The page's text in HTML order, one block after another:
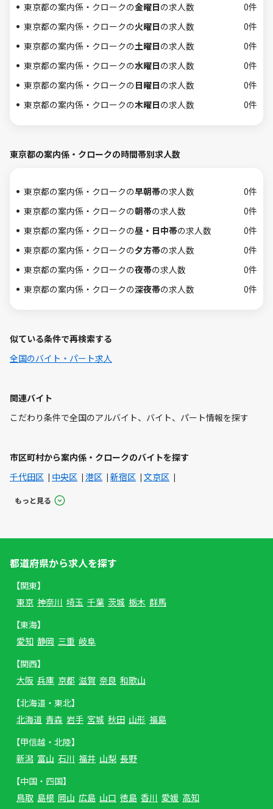
東京都の案内係・クロークの金曜日の求人数
0件
東京都の案内係・クロークの火曜日の求人数
0件
東京都の案内係・クロークの土曜日の求人数
0件
東京都の案内係・クロークの水曜日の求人数
0件
東京都の案内係・クロークの日曜日の求人数
0件
東京都の案内係・クロークの木曜日の求人数 0件
東京都の案内係・クロークの時間帯別求人数
東京都の案内係・クロークの早朝帯の求人数
0件
東京都の案内係・クロークの朝帯の求人数
0件
東京都の案内係・クロークの昼・日中帯の求人数
0件
東京都の案内係・クロークの夕方帯の求人数
0件
東京都の案内係・クロークの夜帯の求人数
0件
東京都の案内係・クロークの深夜帯の求人数 0件
似ている条件で再検索する
全国のバイト・パート求人
関連バイト
こだわり条件で全国のアルバイト、バイト、パート情報を探す
市区町村から案内係・クロークのバイトを探す
千代田区
中央区 港区 新宿区 文京区
もっと見る
都道府県から求人を探す
【関東】
東京 神奈川 埼玉 千葉 茨城 栃木 群馬
【東海】
愛知 静岡 三重 岐阜
【関西】
大阪 兵庫 京都 滋賀 奈良 和歌山
【北海道・東北】
北海道 青森 岩手 宮城 秋田 山形 福島
【甲信越・北陸】
新潟 富山 石川 福井 山梨 長野
【中国・四国】
鳥取 島根 岡山 広島 山口 徳島 香川 愛媛 高知